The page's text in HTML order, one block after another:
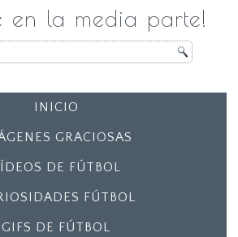
en la media parte!
INICIO
GRACIOSAS
DE FÚTBOL
FÚTBOL
GIFS DE FÚTBOL